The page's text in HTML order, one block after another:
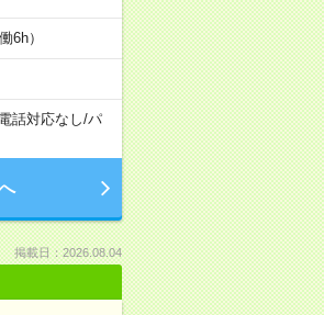
6h）
話対応なし/パ
掲載日：2026.08.04